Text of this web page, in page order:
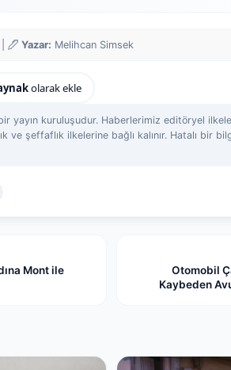
Yazar: Melihcan Simsek
olarak ekle
yayın kuruluşudur. Haberlerimiz editöryel
ve şeffaflık ilkelerine bağlı kalınır. Hatalı bir
Mont ile
Otomobil
Kaybeden